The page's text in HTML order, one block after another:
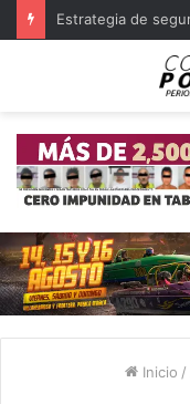
Inicio /